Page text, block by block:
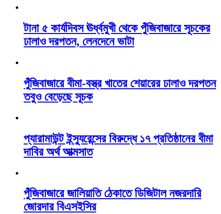
টানা ৫ কার্যদিবস ঊর্ধ্বমুখী থেকে পুঁজিবাজারে সূচকের
ঢালাও দরপতন, লেনদেনে ভাটা
পুঁজিবাজারে বীমা-বস্ত্র খাতের শেয়ারের ঢালাও দরপতন
তবুও বেড়েছে সূচক
প্যারামাউন্ট ইন্স্যুরেন্সের বিরুদ্ধে ১৭ প্রতিষ্ঠানের বীমা
দাবির অর্থ আত্মসাত
পুঁজিবাজারে জালিয়াতি ঠেকাতে ডিজিটাল নজরদারি
জোরদার বিএসইসির